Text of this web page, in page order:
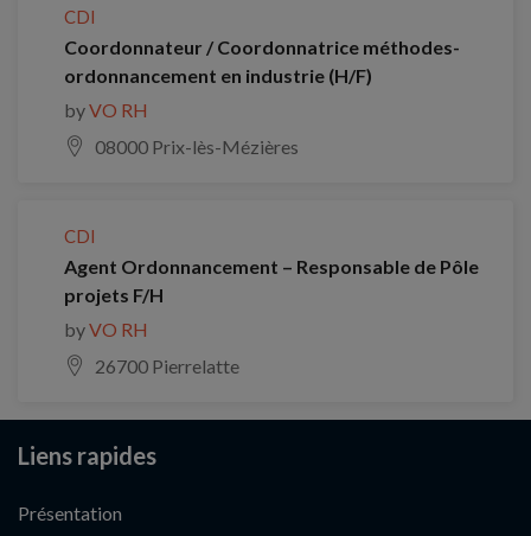
CDI
Coordonnateur / Coordonnatrice méthodes-
ordonnancement en industrie (H/F)
byVO RH
08000 Prix-lès-Mézières
CDI
Agent Ordonnancement – Responsable de Pôle
projets F/H
byVO RH
26700 Pierrelatte
Liens rapides
Présentation